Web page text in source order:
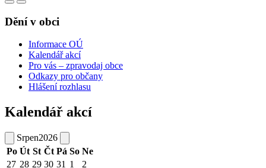
Dění v obci
Informace OÚ
Kalendář akcí
Pro vás – zpravodaj obce
Odkazy pro občany
Hlášení rozhlasu
Kalendář akcí
Srpen2026
Po Út St Čt Pá So Ne
27 28 29 30 31 1
2